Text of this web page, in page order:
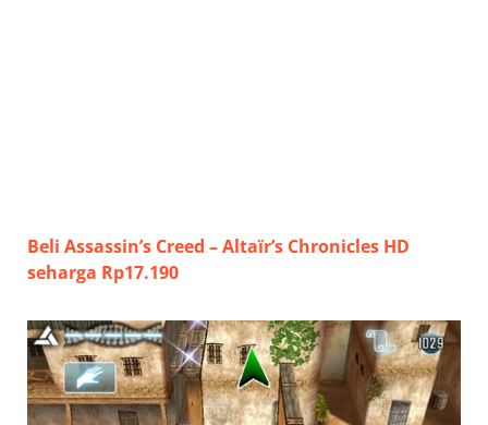
Beli Assassin’s Creed – Altaïr’s Chronicles HD
seharga Rp17.190